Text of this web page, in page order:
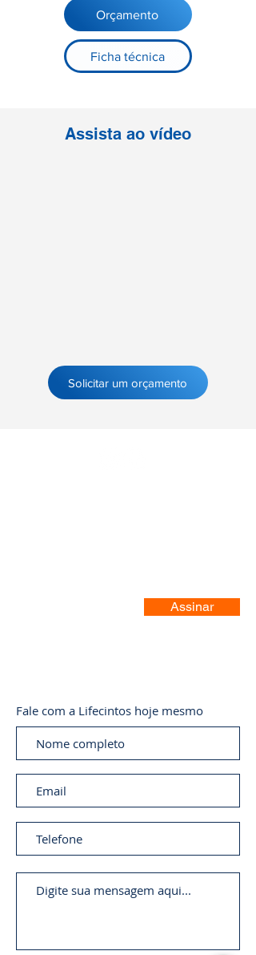
Orçamento
Ficha técnica
Assista ao vídeo
Solicitar um orçamento
Assinar
Fale com a Lifecintos hoje mesmo